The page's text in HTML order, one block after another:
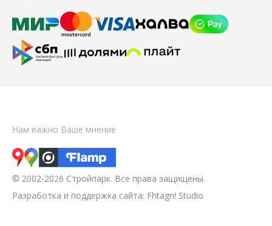
Нам важно Ваше мнение
© 2002-2026 Стройпарк. Все права защищены.
Разработка и поддержка сайта: Fhtagn! Studio